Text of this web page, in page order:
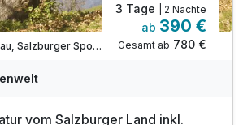
Altenmarkt im Pongau, Salzburger Sportwelt
3 Tage | 2 Nächte
ab 390 €
Gesamt ab 780 €
vom Salzburger Land inkl.